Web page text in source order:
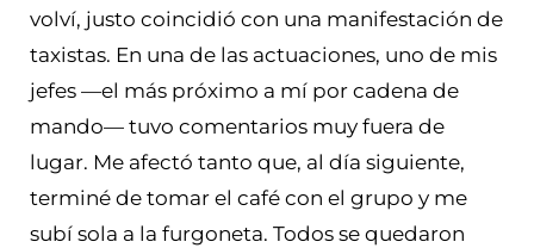
volví, justo coincidió con una manifestación de
taxistas. En una de las actuaciones, uno de mis
jefes —el más próximo a mí por cadena de
mando— tuvo comentarios muy fuera de
lugar. Me afectó tanto que, al día siguiente,
terminé de tomar el café con el grupo y me
subí sola a la furgoneta. Todos se quedaron